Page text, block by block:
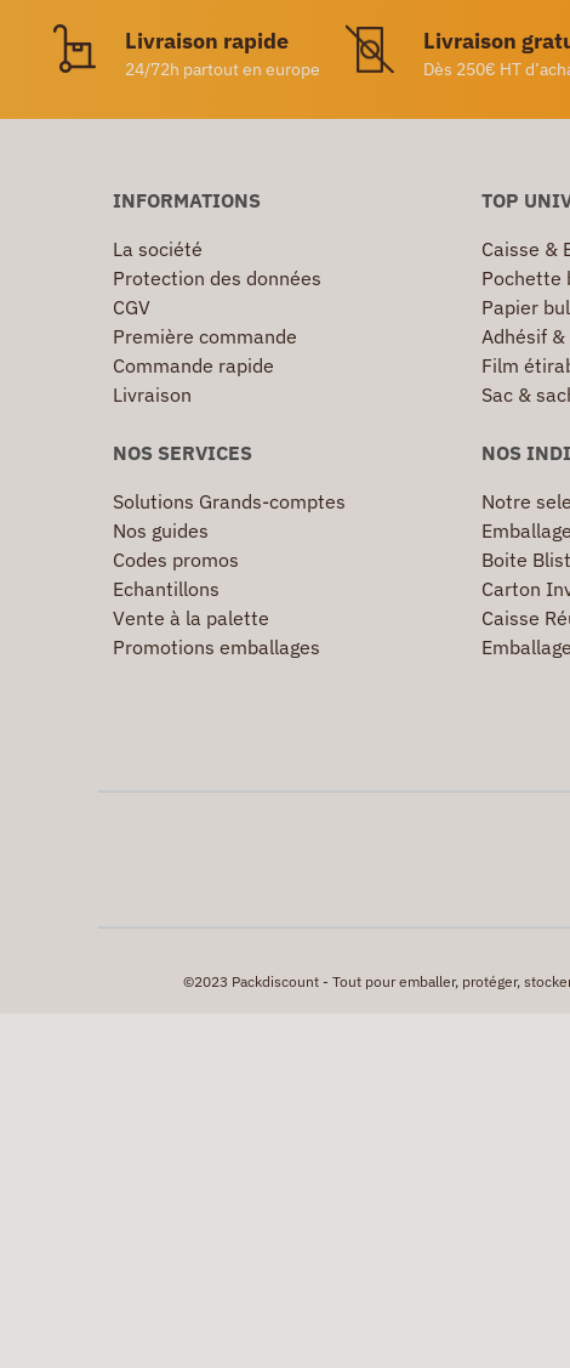
Livraison rapide
24/72h partout en europe
Livraison
Dès 250€ HT
INFORMATIONS
La société
Protection des données
CGV
Première commande
Commande rapide
Livraison
TOP
Caisse &
Pochette
Papier
Adhésif
Film
Sac &
NOS SERVICES
Solutions Grands-comptes
Nos guides
Codes promos
Echantillons
Vente à la palette
Promotions emballages
NOS
Notre
Boite
Carton
Caisse
©2023 Packdiscount - Tout pour emballer, protéger,